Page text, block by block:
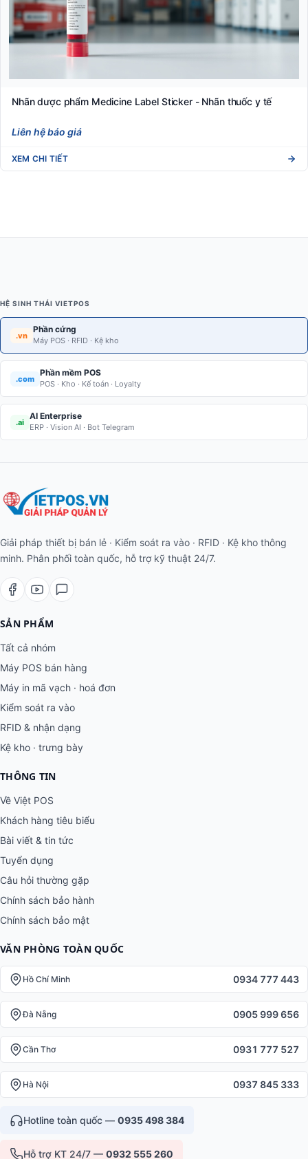
Nhãn dược phẩm Medicine Label Sticker - Nhãn thuốc y tế
Liên hệ báo giá
XEM CHI TIẾT
HỆ SINH THÁI VIETPOS
.vn
Phần cứng
Máy POS · RFID · Kệ kho
.com
Phần mềm POS
POS · Kho · Kế toán · Loyalty
.ai
AI Enterprise
ERP · Vision AI · Bot Telegram
Giải pháp thiết bị bán lẻ · Kiểm soát ra vào · RFID · Kệ kho thông
minh. Phân phối toàn quốc, hỗ trợ kỹ thuật 24/7.
SẢN PHẨM
Tất cả nhóm
Máy POS bán hàng
Máy in mã vạch · hoá đơn
Kiểm soát ra vào
RFID & nhận dạng
Kệ kho · trưng bày
THÔNG TIN
Về Việt POS
Khách hàng tiêu biểu
Bài viết & tin tức
Tuyển dụng
Câu hỏi thường gặp
Chính sách bảo hành
Chính sách bảo mật
VĂN PHÒNG TOÀN QUỐC
Hồ Chí Minh 0934 777 443
Đà Nẵng 0905 999 656
Cần Thơ 0931 777 527
Hà Nội 0937 845 333
Hotline toàn quốc — 0935 498 384
Hỗ trợ KT 24/7 — 0932 555 260